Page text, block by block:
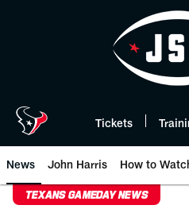
Tickets
News John Harris How to
TEXANS GAMEDAY NEWS